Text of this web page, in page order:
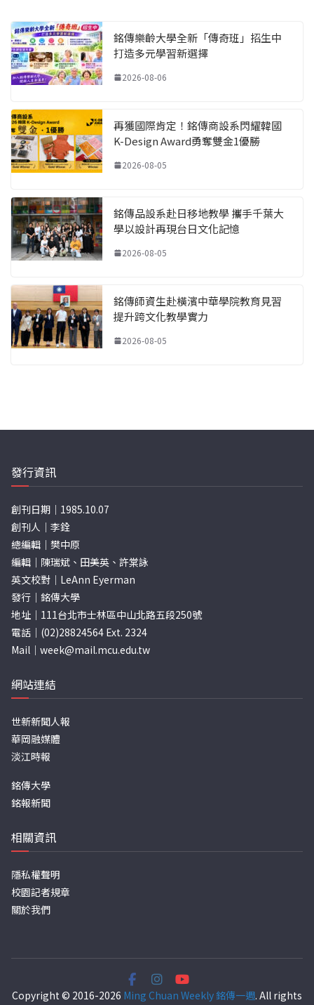
銘傳樂齡大學全新「傳奇班」招生中
打造多元學習新選擇
2026-08-06
再獲國際肯定！銘傳商設系閃耀韓國
K-Design Award勇奪雙金1優勝
2026-08-05
銘傳品設系赴日移地教學 攜手千葉大
學以設計再現台日文化記憶
2026-08-05
銘傳師資生赴橫濱中華學院教育見習
提升跨文化教學實力
2026-08-05
發行資訊
創刊日期｜1985.10.07
創刊人｜李銓
總編輯｜樊中原
編輯｜陳瑞斌、田美英、許棠詠
英文校對｜LeAnn Eyerman
發行｜銘傳大學
地址｜111台北市士林區中山北路五段250號
電話｜(02)28824564 Ext. 2324
Mail｜ week@mail.mcu.edu.tw
網站連結
世新新聞人報
華岡融媒體
淡江時報
銘傳大學
銘報新聞
相關資訊
隱私權聲明
校園記者規章
關於我們
Copyright © 2016-2026 Ming Chuan Weekly 銘傳一週. All rights